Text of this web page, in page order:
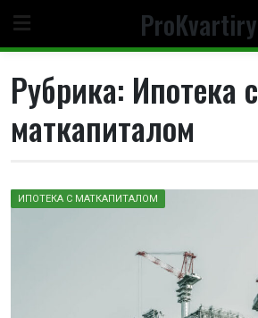
содержимому
ProKvartiry
Рубрика: Ипотека с
маткапиталом
ИПОТЕКА С МАТКАПИТАЛОМ